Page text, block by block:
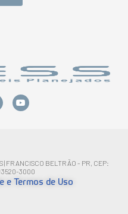
| FRANCISCO BELTRÃO - PR, CEP:
3520-3000
e Termos de Uso